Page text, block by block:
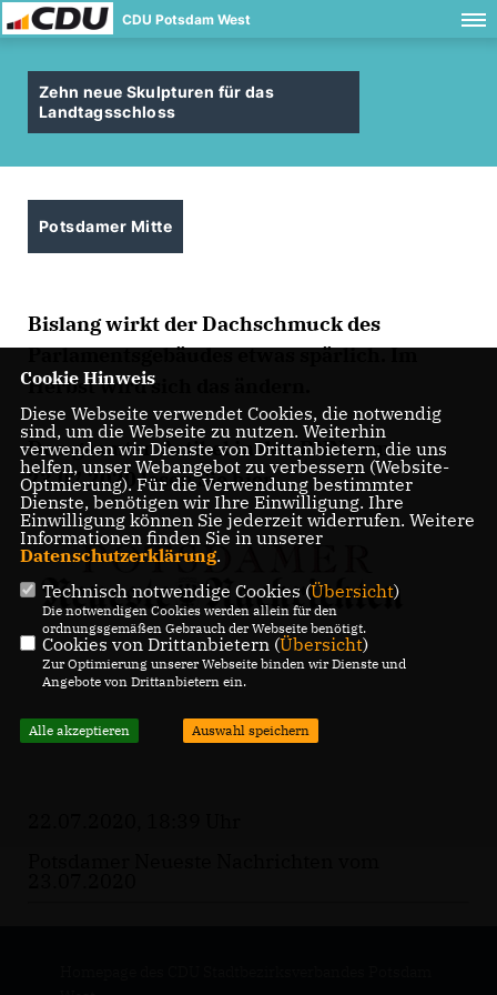
CDU Potsdam West
Zehn neue Skulpturen für das
Landtagsschloss
Potsdamer Mitte
Bislang wirkt der Dachschmuck des
Parlamentsgebäudes etwas spärlich. Im
Herbst wird sich das ändern.
Den geamten Artikel in den PNN vom
23.07.2020 lesen Siehier.
Cookie Hinweis
Diese Webseite verwendet Cookies, die notwendig
sind, um die Webseite zu nutzen. Weiterhin
verwenden wir Dienste von Drittanbietern, die uns
helfen, unser Webangebot zu verbessern (Website-
Optmierung). Für die Verwendung bestimmter
Dienste, benötigen wir Ihre Einwilligung. Ihre
Einwilligung können Sie jederzeit widerrufen. Weitere
Informationen finden Sie in unserer
Datenschutzerklärung.
Technisch notwendige Cookies (Übersicht)
Die notwendigen Cookies werden allein für den
ordnungsgemäßen Gebrauch der Webseite benötigt.
Cookies von Drittanbietern (Übersicht)
Zur Optimierung unserer Webseite binden wir Dienste und
Angebote von Drittanbietern ein.
Alle akzeptieren Auswahl speichern